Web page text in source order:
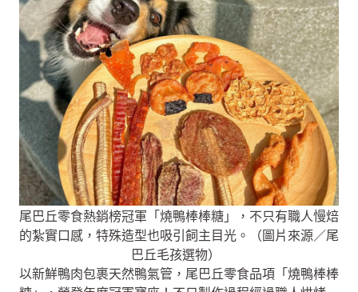
尾巴丘零食熱銷榜冠軍「燒鴨棒棒糖」，不只有職人慢焙
的紮實口感，特殊造型也吸引飼主目光。（圖片來源／尾
巴丘毛孩選物）
以新鮮鴨肉包裹天然鴨氣管，尾巴丘零食品項「燒鴨棒棒